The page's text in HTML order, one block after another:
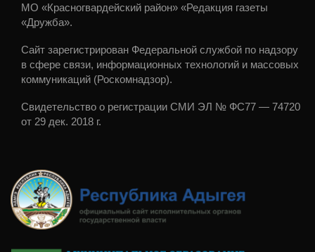
МО «Красногвардейский район» «Редакция газеты
«Дружба».
Сайт зарегистрирован Федеральной службой по надзору
в сфере связи, информационных технологий и массовых
коммуникаций (Роскомнадзор).
Свидетельство о регистрации СМИ ЭЛ № ФС77 — 74720
от 29 дек. 2018 г.